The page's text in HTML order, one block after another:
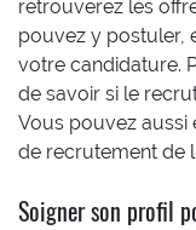
retrouverez les
pouvez y postuler,
votre candidature.
de savoir si le
Vous pouvez aussi
de recrutement de
Soigner son profil